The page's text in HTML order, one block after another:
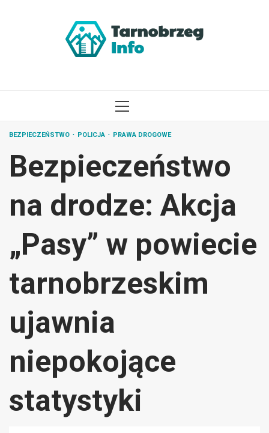
MENU
BEZPIECZEŃSTWO POLICJA PRAWA DROGOWE
Bezpieczeństwo
na drodze: Akcja
„Pasy” w powiecie
tarnobrzeskim
ujawnia
niepokojące
statystyki